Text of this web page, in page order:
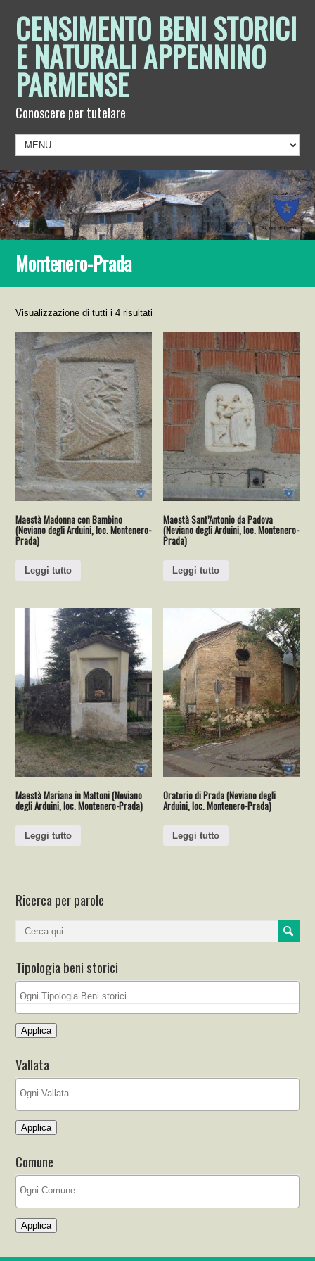
CENSIMENTO BENI STORICI
E NATURALI APPENNINO
PARMENSE
Conoscere per tutelare
Montenero-Prada
Visualizzazione di tutti i 4 risultati
Maestà Madonna con Bambino
(Neviano degli Arduini, loc. Montenero-
Prada)
Leggi tutto
Maestà Sant’Antonio da Padova
(Neviano degli Arduini, loc. Montenero-
Prada)
Leggi tutto
Maestà Mariana in Mattoni (Neviano
degli Arduini, loc. Montenero-Prada)
Leggi tutto
Oratorio di Prada (Neviano degli
Arduini, loc. Montenero-Prada)
Leggi tutto
Ricerca per parole
Tipologia beni storici
Applica
Vallata
Applica
Comune
Applica